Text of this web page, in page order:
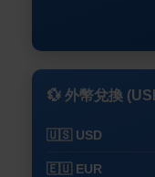
💱 外幣兌換
🇺🇸 USD
🇪🇺 EUR